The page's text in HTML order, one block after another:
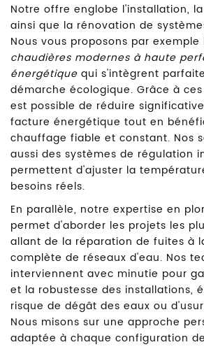
Notre offre englobe l'installation,
ainsi que la rénovation de
Nous vous proposons par
chaudières modernes à haute
énergétique qui s'intègrent
démarche écologique. Grâce à
est possible de réduire
facture énergétique tout en
chauffage fiable et constant. Nos
aussi des systèmes de régulation
permettent d'ajuster la
besoins réels.
En parallèle, notre expertise en
permet d'aborder les projets les
allant de la réparation de fuites à
complète de réseaux d'eau. Nos
interviennent avec minutie pour
et la robustesse des installations,
risque de dégât des eaux ou
Nous misons sur une approche
adaptée à chaque configuration